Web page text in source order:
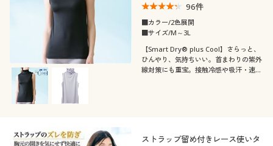
96件
■カラー/2色展開
■サイズ/M～3L
【Smart Dry® plus Cool】さらっと、
ひんやり、気持ちいい。首まわりの紫外
線対策にも重宝。接触冷感や吸汗・速乾
ストラップ留め付きレース使いタ